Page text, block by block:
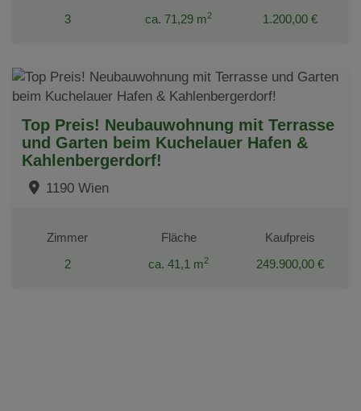
3
ca. 71,29 m2
1.200,00 €
Top Preis! Neubauwohnung mit Terrasse
und Garten beim Kuchelauer Hafen &
Kahlenbergerdorf!
1190 Wien
Zimmer
2
Fläche
ca. 41,1 m2
Kaufpreis
249.900,00 €